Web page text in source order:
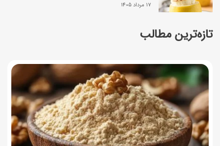
تازه‌ترین مطالب
17 مرداد 1405
چرا موجودی کالابرگ کم شده؟ (راهنمای پیگیری + رفع
ساخت فیلم سینمایی «Game of Thrones» رسماً تأیید شد
17 مرداد 1405
آموزش گام به گام برنامه شمیم کالابرگ
17 مرداد 1405